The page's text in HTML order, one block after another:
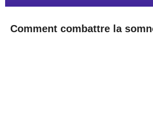
Comment combattre la